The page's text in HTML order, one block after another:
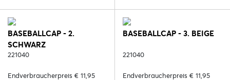
BASEBALLCAP - 2.
SCHWARZ
221040
Endverbraucherpreis € 11,95
BASEBALLCAP - 3. BEIGE
221040
Endverbraucherpreis € 11,95